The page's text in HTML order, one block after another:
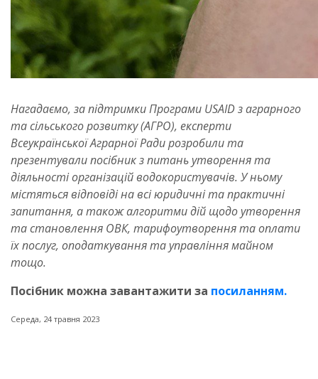
Нагадаємо, за підтримки Програми USAID з аграрного
та сільського розвитку (АГРО), експерти
Всеукраїнської Аграрної Ради розробили та
презентували посібник з питань утворення та
діяльності організацій водокористувачів. У ньому
містяться відповіді на всі юридичні та практичні
запитання, а також алгоритми дій щодо утворення
та становлення ОВК, тарифоутворення та оплати
їх послуг, оподаткування та управління майном
тощо.
Посібник можна завантажити за посиланням.
Середа, 24 травня 2023